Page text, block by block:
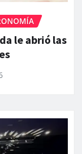
le abrió las